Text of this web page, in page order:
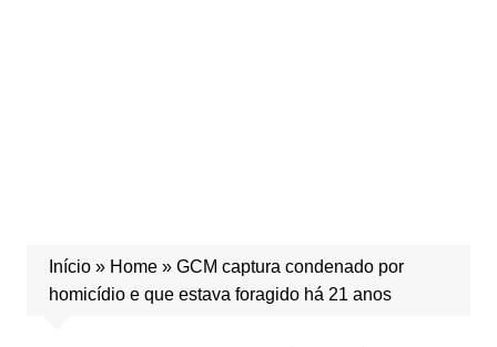
Início» Home» GCM captura condenado por
homicídio e que estava foragido há 21 anos